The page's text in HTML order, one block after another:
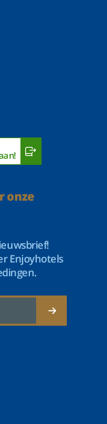
onze
Enjoyhotels